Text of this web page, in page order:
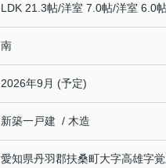
LDK 21.3帖/洋室 7.0帖/洋室 6.0
南
2026年9月 (予定)
新築一戸建 / 木造
愛知県丹羽郡扶桑町大字高雄字